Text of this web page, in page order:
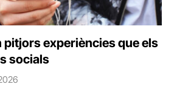
pitjors experiències que els
socials